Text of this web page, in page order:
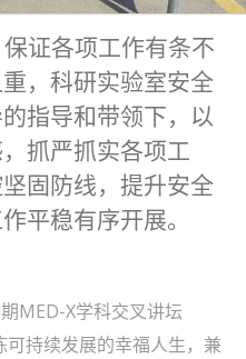
证各项工作有条不
，科研实验室安全
指导和带领下，以
抓严抓实各项工
固防线，提升安全
平稳有序开展。
MED-X学科交叉讲坛
可持续发展的幸福人生，兼